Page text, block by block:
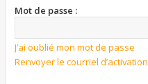
Mot de passe :
J’ai oublié mon mot de passe
Renvoyer le courriel d’activation